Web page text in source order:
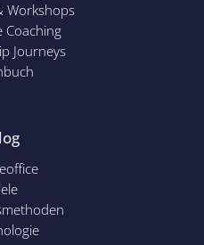
Workshops
Coaching
Journeys
ogie